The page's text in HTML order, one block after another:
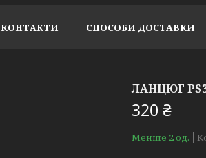
КОНТАКТИ СПОСОБИ ДОСТАВКИ
ЛАНЦЮГ
320 ₴
Менше 2 од.